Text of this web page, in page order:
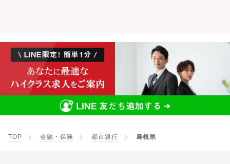
TOP 金融・保険 都市銀行 島根県